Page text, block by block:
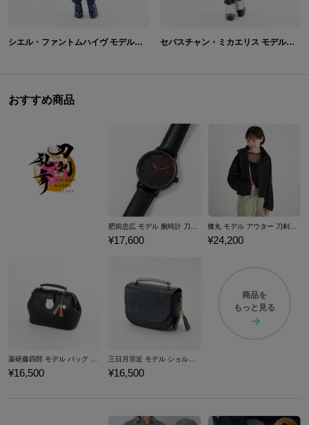
シエル・ファントムハイヴ モデル ショートブーツ シューズ 黒執事 セバスチャン・ミカエリス モデル ショートブーツ シューズ 黒執事
おすすめ商品
¥17,600 ¥24,200
薬研藤四郎 モデル バッグ 刀剣乱舞ONLINE
¥16,500
三日月宗近 モデル ショルダーバッグ 刀剣乱舞ONLINE
¥16,500
商品を
もっと見る